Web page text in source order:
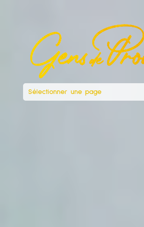
Sélectionner une page